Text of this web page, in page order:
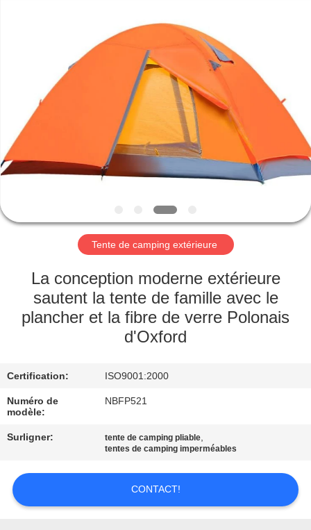
MAISON
PRODUITS
AU
DE
NOUS
VISITE
D'USINE
QUALITÉ
CONTACTEZ-
PLAN
Tente de camping extérieure
La conception moderne extérieure
sautent la tente de famille avec le
plancher et la fibre de verre Polonais
d'Oxford
Certification: ISO9001:2000
Numéro de
modèle:
NBFP521
Surligner: tente de camping pliable,
tentes de camping imperméables
CONTACT!